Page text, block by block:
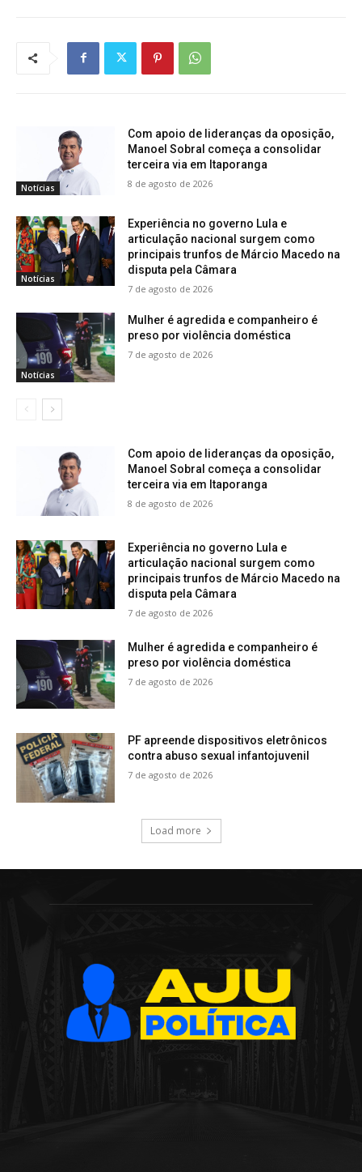
Notícias
Com apoio de lideranças da oposição,
Manoel Sobral começa a consolidar
terceira via em Itaporanga
8 de agosto de 2026
Notícias
Experiência no governo Lula e
articulação nacional surgem como
principais trunfos de Márcio Macedo na
disputa pela Câmara
7 de agosto de 2026
Notícias
Mulher é agredida e companheiro é
preso por violência doméstica
7 de agosto de 2026
Com apoio de lideranças da oposição,
Manoel Sobral começa a consolidar
terceira via em Itaporanga
8 de agosto de 2026
Experiência no governo Lula e
articulação nacional surgem como
principais trunfos de Márcio Macedo na
disputa pela Câmara
7 de agosto de 2026
Mulher é agredida e companheiro é
preso por violência doméstica
7 de agosto de 2026
PF apreende dispositivos eletrônicos
contra abuso sexual infantojuvenil
7 de agosto de 2026
Load more